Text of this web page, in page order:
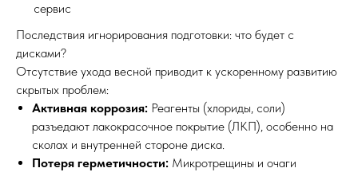
сервис
Последствия игнорирования подготовки: что будет с
дисками?
Отсутствие ухода весной приводит к ускоренному развитию
скрытых проблем:
Активная коррозия: Реагенты (хлориды, соли)
разъедают лакокрасочное покрытие (ЛКП), особенно на
сколах и внутренней стороне диска.
Потеря герметичности: Микротрещины и очаги